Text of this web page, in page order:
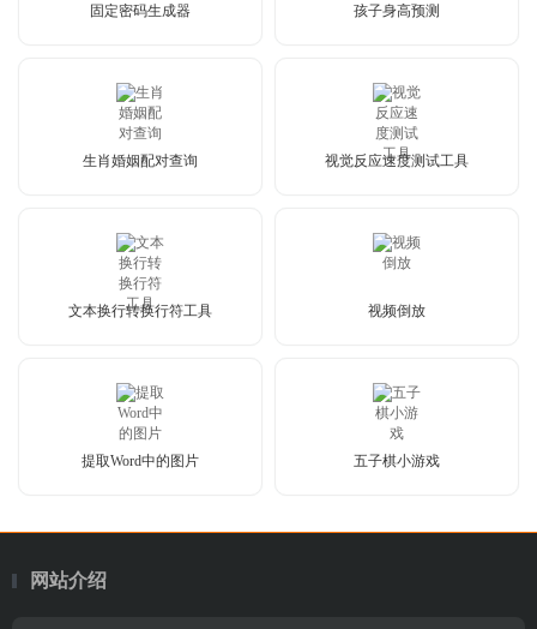
固定密码生成器 孩子身高预测
生肖婚姻配对查询 视觉反应速度测试工具
文本换行转换行符工具 视频倒放
提取Word中的图片 五子棋小游戏
网站介绍